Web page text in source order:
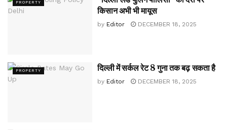
PROPERTY
किसान अभी भी मायूस
by Editor DECEMBER 18, 2025
PROPERTY दिल्ली में सर्कल रेट 8 गुना तक बढ़ सकता है
by Editor DECEMBER 18, 2025